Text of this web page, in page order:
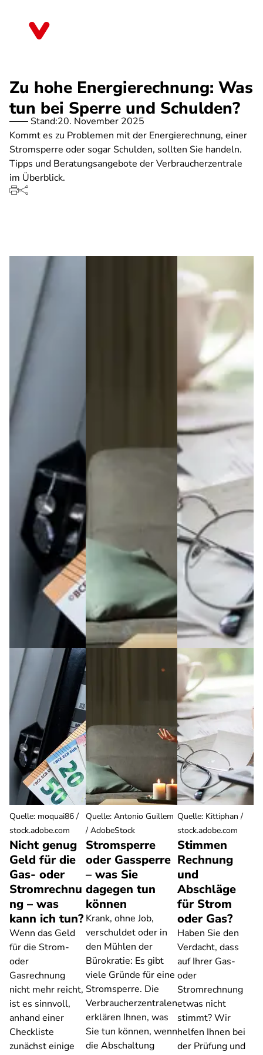
Zu hohe Energierechnung: Was
tun bei Sperre und Schulden?
Stand:20. November 2025
Kommt es zu Problemen mit der Energierechnung, einer
Stromsperre oder sogar Schulden, sollten Sie handeln.
Tipps und Beratungsangebote der Verbraucherzentrale
im Überblick.
Nicht genug
Geld für die
Gas- oder
Stromrechnu
ng – was
kann ich tun?
Wenn das Geld
für die Strom-
oder
Gasrechnung
nicht mehr reicht,
ist es sinnvoll,
anhand einer
Checkliste
zunächst einige
Quelle: moquai86 /
stock.adobe.com
Stromsperre
oder Gassperre
– was Sie
dagegen tun
können
Krank, ohne Job,
verschuldet oder in
den Mühlen der
Bürokratie: Es gibt
viele Gründe für eine
Stromsperre. Die
Verbraucherzentralen
erklären Ihnen, was
Sie tun können, wenn
die Abschaltung
Quelle: Antonio Guillem
/ AdobeStock
Stimmen
Rechnung
und
Abschläge
für Strom
oder Gas?
Haben Sie den
Verdacht, dass
auf Ihrer Gas-
oder
Stromrechnung
etwas nicht
stimmt? Wir
helfen Ihnen bei
der Prüfung und
Quelle: Kittiphan /
stock.adobe.com